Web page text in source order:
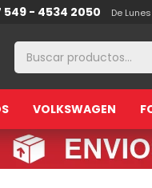
VOLKSWAGEN
549 - 4534 2050 De